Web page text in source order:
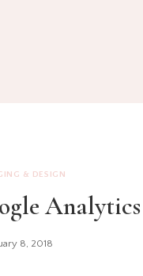
& DESIGN
8, 2018